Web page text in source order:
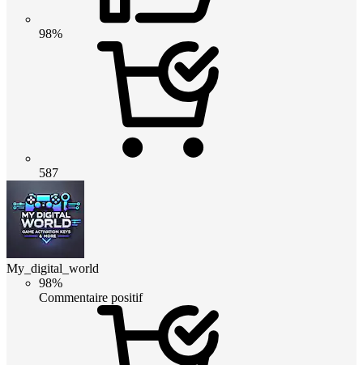
98%
587
My_digital_world
98%
Commentaire positif